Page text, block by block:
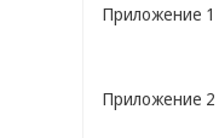
Приложение 1
Приложение 2